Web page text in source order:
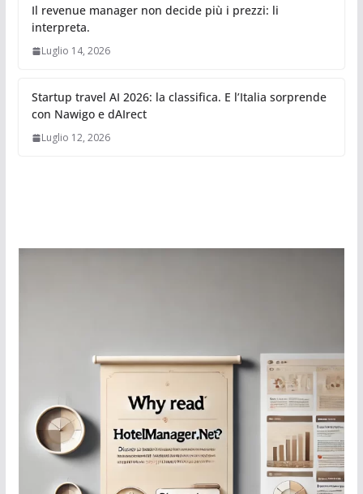
Il revenue manager non decide più i prezzi: li
interpreta.
Luglio 14, 2026
Startup travel AI 2026: la classifica. E l’Italia sorprende
con Nawigo e dAIrect
Luglio 12, 2026